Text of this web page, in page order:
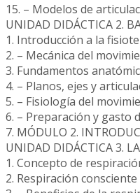
15. – Modelos de
UNIDAD DIDÁCTICA 2.
1. Introducción a la
2. – Mecánica del
3. Fundamentos
4. – Planos, ejes y
5. – Fisiología del
6. – Preparación y gasto
7. MÓDULO 2.
UNIDAD DIDÁCTICA 3.
1. Concepto de
2. Respiración consciente